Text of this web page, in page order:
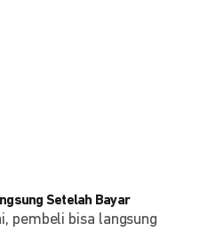
Setelah Bayar
pembeli bisa langsung